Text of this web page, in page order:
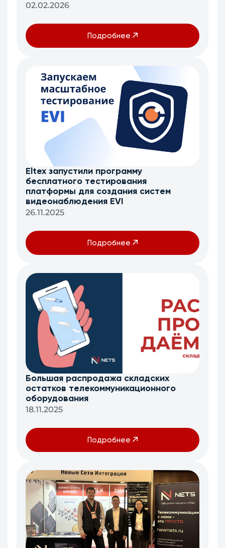
02.02.2026
Подробнее
Eltex запустили программу
бесплатного тестирования
платформы для создания систем
видеонаблюдения EVI
26.11.2025
Подробнее
Большая распродажа складских
остатков телекоммуникационного
оборудования
18.11.2025
Подробнее